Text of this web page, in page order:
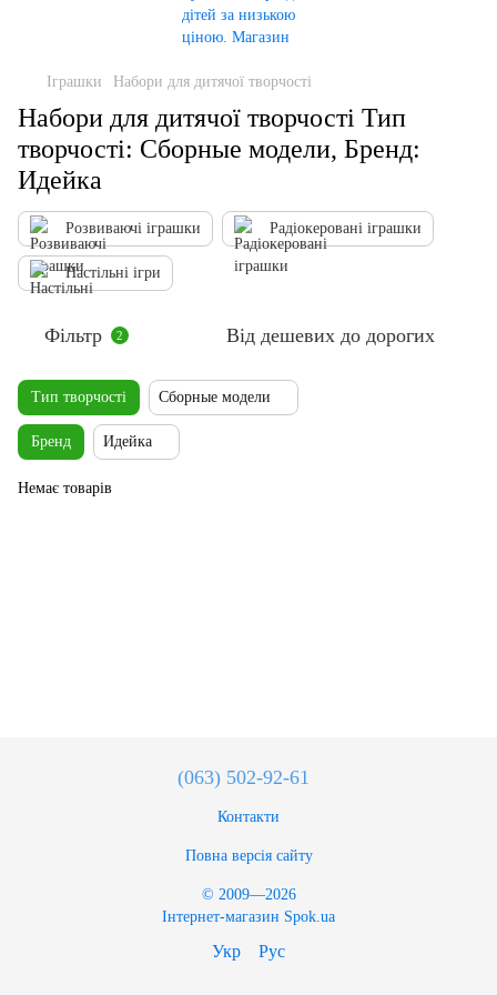
Іграшки Набори для дитячої творчості
Набори для дитячої творчості Тип
творчості: Сборные модели, Бренд:
Идейка
Розвиваючі іграшки Радіокеровані іграшки
Настільні ігри
Фільтр 2 Від дешевих до дорогих
Тип творчості Сборные модели
Бренд Идейка
Немає товарів
(063) 502-92-61
Контакти
Повна версія сайту
© 2009—2026
Інтернет-магазин Spok.ua
Укр Рус